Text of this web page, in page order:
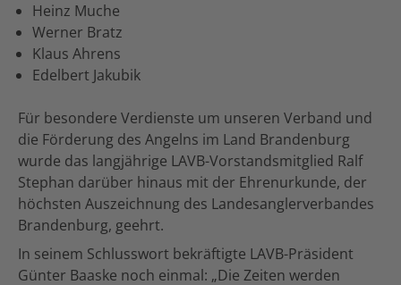
Heinz Muche
Werner Bratz
Klaus Ahrens
Edelbert Jakubik
Für besondere Verdienste um unseren Verband und
die Förderung des Angelns im Land Brandenburg
wurde das langjährige LAVB-Vorstandsmitglied Ralf
Stephan darüber hinaus mit der Ehrenurkunde, der
höchsten Auszeichnung des Landesanglerverbandes
Brandenburg, geehrt.
In seinem Schlusswort bekräftigte LAVB-Präsident
Günter Baaske noch einmal: „Die Zeiten werden